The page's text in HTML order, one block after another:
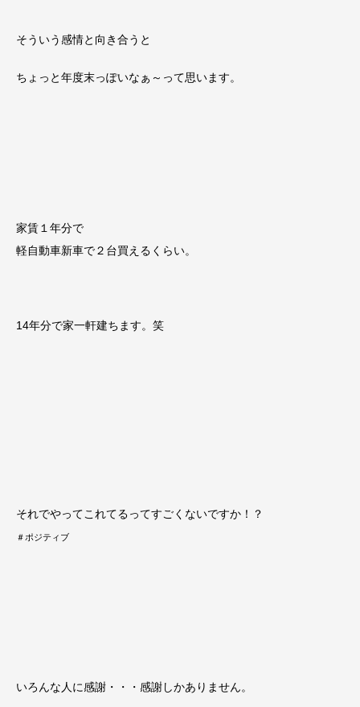
そういう感情と向き合うと
ちょっと年度末っぽいなぁ～って思います。
家賃１年分で
軽自動車新車で２台買えるくらい。
14年分で家一軒建ちます。笑
それでやってこれてるってすごくないですか！？
＃ポジティブ
いろんな人に感謝・・・感謝しかありません。